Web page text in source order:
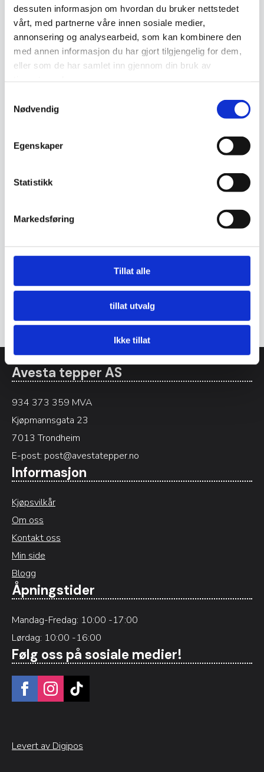
dessuten informasjon om hvordan du bruker nettstedet
vårt, med partnerne våre innen sosiale medier,
annonsering og analysearbeid, som kan kombinere den
med annen informasjon du har gjort tilgjengelig for dem,
eller som de har samlet inn gjennom din bruk av
Nødvendig
Egenskaper
Statistikk
Markedsføring
Tillat alle
tillat utvalg
Ikke tillat
90 x 160 cm
3.270
92 x 160 cm
3.270kr
Avesta tepper AS
934 373 359 MVA
Kjøpmannsgata 23
7013 Trondheim
E-post: post@avestatepper.no
Informasjon
Kjøpsvilkår
Om oss
Kontakt oss
Min side
Blogg
Åpningstider
Mandag-Fredag: 10:00 -17:00
Lørdag: 10:00 -16:00
Følg oss på sosiale medier!
Levert av Digipos